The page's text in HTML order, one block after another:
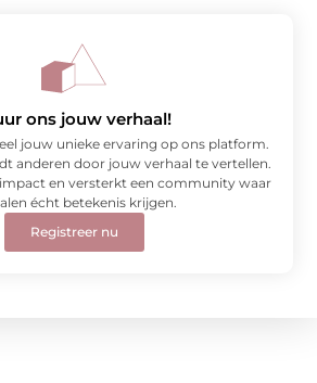
ons jouw verhaal!
jouw unieke ervaring op ons platform.
anderen door jouw verhaal te vertellen.
en versterkt een community waar
écht betekenis krijgen.
Registreer nu